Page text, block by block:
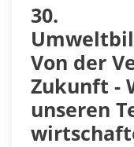
30.
Von der
Zukunft -
unseren